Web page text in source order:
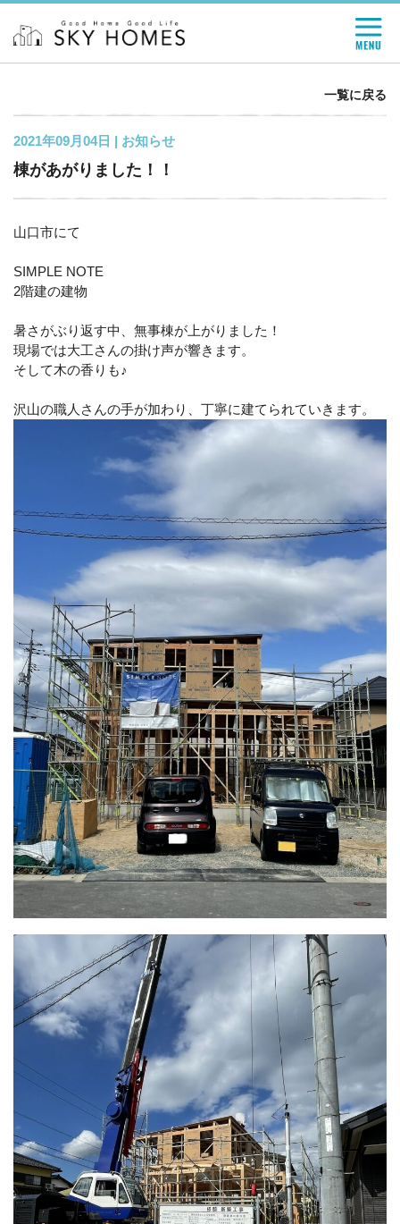
一覧に戻る
2021年09月04日 | お知らせ
棟があがりました！！
山口市にて
SIMPLE NOTE
2階建の建物
暑さがぶり返す中、無事棟が上がりました！
現場では大工さんの掛け声が響きます。
そして木の香りも♪
沢山の職人さんの手が加わり、丁寧に建てられていきます。